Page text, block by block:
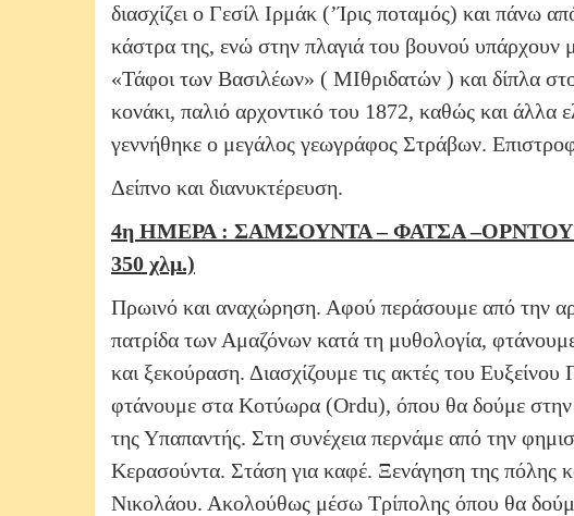
διασχίζει ο Γεσίλ Ιρμάκ (’Ίρις ποταμός) και πάνω
κάστρα της, ενώ στην πλαγιά του βουνού υπάρχουν
«Τάφοι των Βασιλέων» ( ΜΙθριδατών ) και δίπλα
κονάκι, παλιό αρχοντικό του 1872, καθώς και άλλα
γεννήθηκε ο μεγάλος γεωγράφος Στράβων.
Δείπνο και διανυκτέρευση.
4η ΗΜΕΡΑ : ΣΑΜΣΟΥΝΤΑ – ΦΑΤΣΑ
350 χλμ.)
Πρωινό και αναχώρηση. Αφού περάσουμε από την
πατρίδα των Αμαζόνων κατά τη μυθολογία,
και ξεκούραση. Διασχίζουμε τις ακτές του
φτάνουμε στα Κοτύωρα (Ordu), όπου θα δούμε στην
της Υπαπαντής. Στη συνέχεια περνάμε από την
Κερασούντα. Στάση για καφέ. Ξενάγηση της πόλης
Νικολάου. Ακολούθως μέσω Τρίπολης όπου θα